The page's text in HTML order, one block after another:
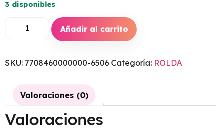
3 disponibles
Añadir al carrito
SKU: 7708460000000-6506 Categoría: ROLDA
Valoraciones (0)
Valoraciones